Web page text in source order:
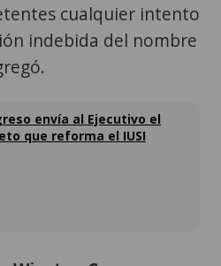
cualquier intento
indebida del nombre
envía al Ejecutivo el
que reforma el IUSI